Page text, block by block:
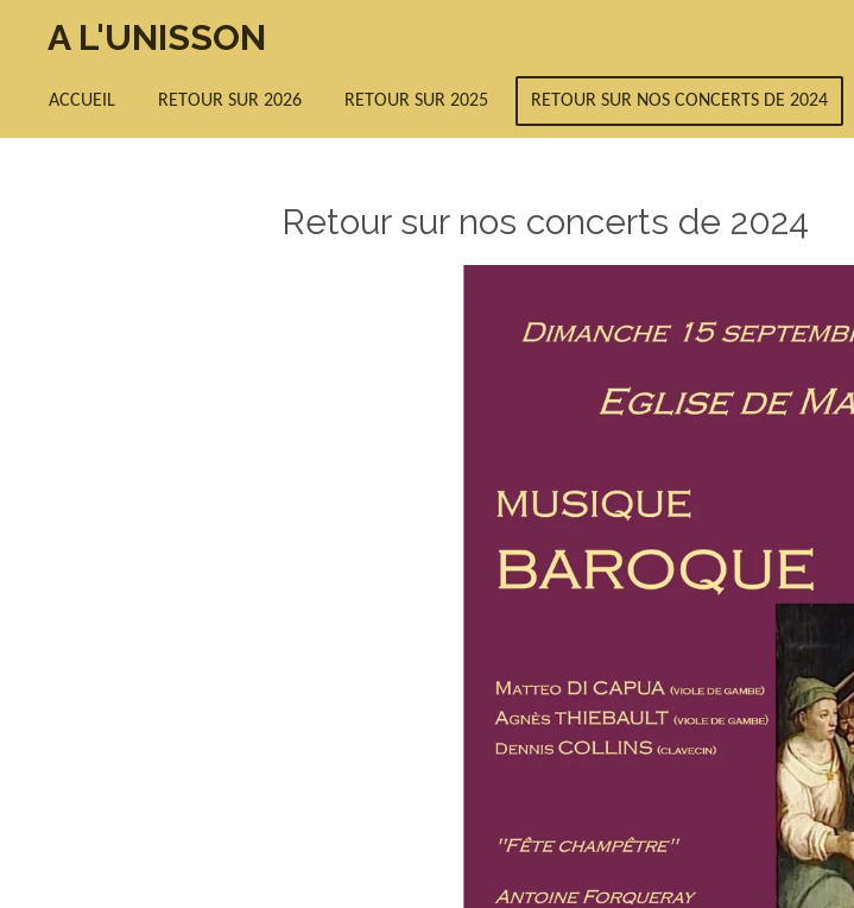
Passer
contenu
A L'UNISSON
ACCUEIL RETOUR SUR 2026 RETOUR SUR 2025 RETOUR SUR NOS CONCERTS DE 2024
Retour sur nos concerts de 2024